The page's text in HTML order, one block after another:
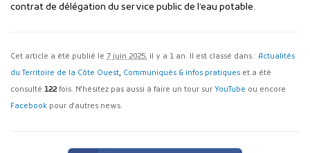
contrat de délégation du service public de l’eau potable.
Cet article a été publié le 7 juin 2025, il y a 1 an. Il est classé dans : Actualités
du Territoire de la Côte Ouest, Communiqués & infos pratiques et a été
consulté 122fois. N'hésitez pas aussi à faire un tour sur YouTube ou encore
Facebook pour d'autres news.